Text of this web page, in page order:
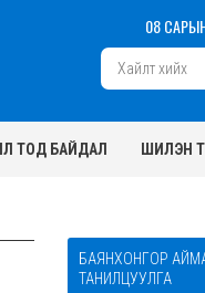
08
ТОД БАЙДАЛ ШИЛЭН
БАЯНХОНГОР
ТАНИЛЦУУЛГА